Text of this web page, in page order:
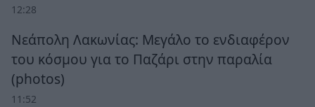
12:28
Νεάπολη Λακωνίας: Μεγάλο το ενδιαφέρον
του κόσμου για το Παζάρι στην παραλία
(photos)
11:52